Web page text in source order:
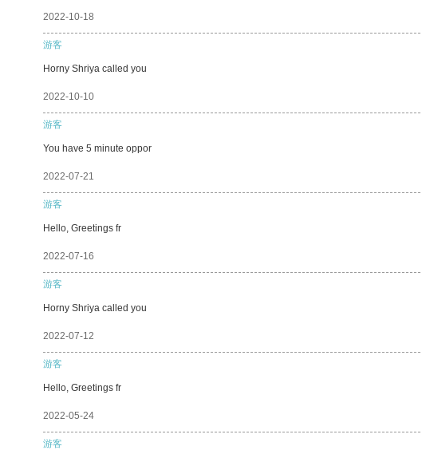
2022-10-18
游客
Horny Shriya called you
2022-10-10
游客
You have 5 minute oppor
2022-07-21
游客
Hello, Greetings fr
2022-07-16
游客
Horny Shriya called you
2022-07-12
游客
Hello, Greetings fr
2022-05-24
游客